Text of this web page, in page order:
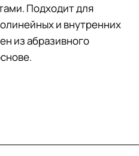
Подходит для
и внутренних
из абразивного